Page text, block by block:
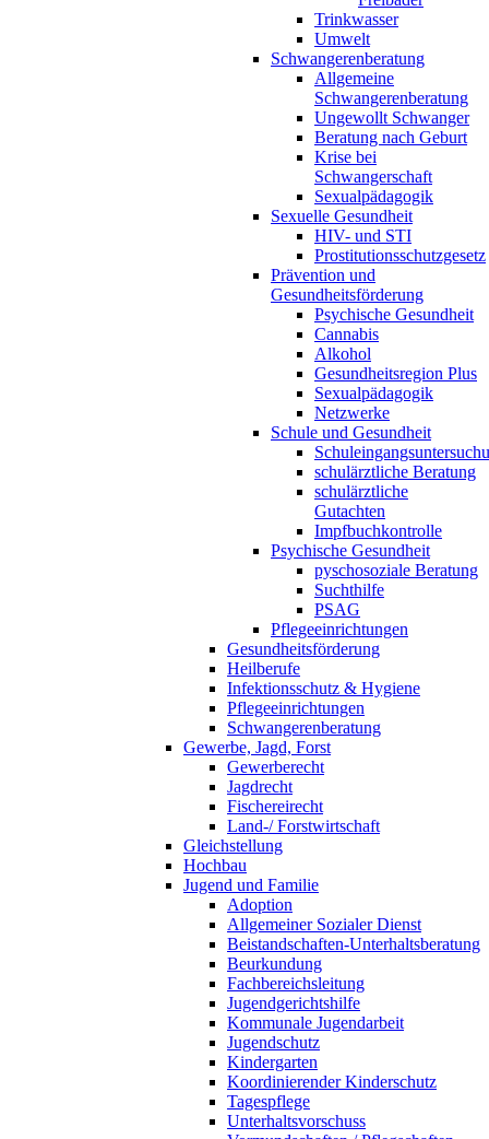
Trinkwasser
Umwelt
Schwangerenberatung
Allgemeine
Schwangerenberatung
Ungewollt Schwanger
Beratung nach Geburt
Krise bei
Schwangerschaft
Sexualpädagogik
Sexuelle Gesundheit
HIV- und STI
Prostitutionsschutzgesetz
Prävention und
Gesundheitsförderung
Psychische Gesundheit
Cannabis
Alkohol
Gesundheitsregion Plus
Sexualpädagogik
Netzwerke
Schule und Gesundheit
schulärztliche Beratung
schulärztliche
Gutachten
Impfbuchkontrolle
Psychische Gesundheit
pyschosoziale Beratung
Suchthilfe
PSAG
Pflegeeinrichtungen
Gesundheitsförderung
Heilberufe
Infektionsschutz & Hygiene
Pflegeeinrichtungen
Schwangerenberatung
Gewerbe, Jagd, Forst
Gewerberecht
Jagdrecht
Fischereirecht
Land-/ Forstwirtschaft
Gleichstellung
Hochbau
Jugend und Familie
Adoption
Allgemeiner Sozialer Dienst
Beistandschaften-Unterhaltsberatung
Beurkundung
Fachbereichsleitung
Jugendgerichtshilfe
Kommunale Jugendarbeit
Jugendschutz
Kindergarten
Koordinierender Kinderschutz
Tagespflege
Unterhaltsvorschuss